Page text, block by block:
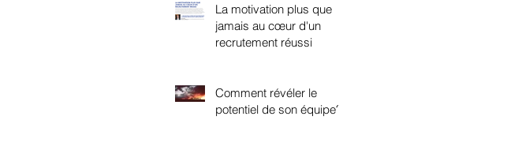
La motivation plus que
jamais au cœur d'un
recrutement réussi
Comment révéler le
potentiel de son équipe?